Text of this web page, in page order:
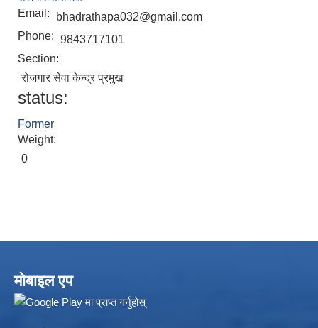
Email:
bhadrathapa032@gmail.com
Phone: 9843717101
Section:
रोजगार सेवा केन्द्र प्रमुख
status:
Former
Weight:
0
मोबाइल एप